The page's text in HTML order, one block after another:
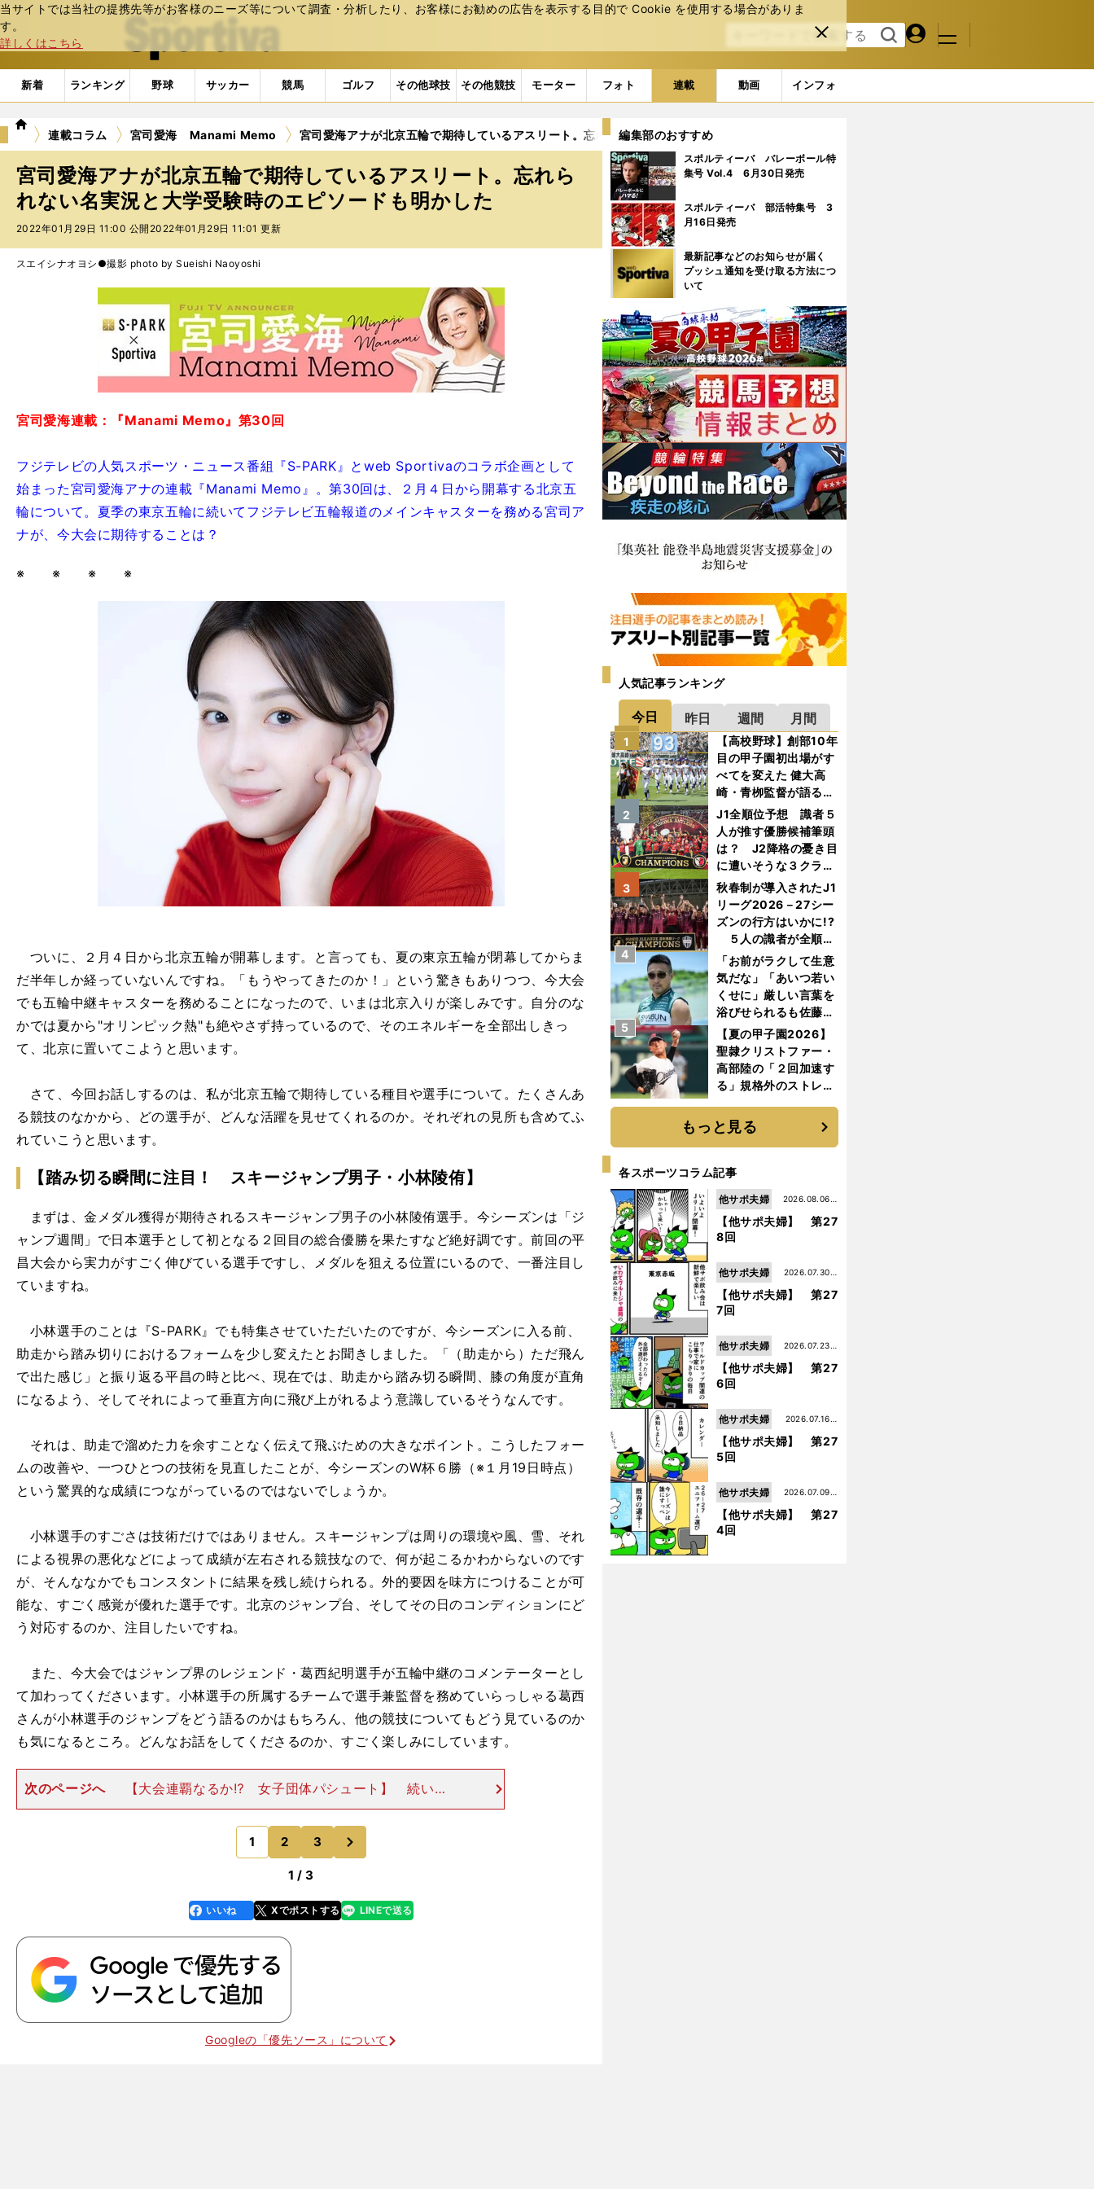
当サイトでは当社の提携先等がお客様のニーズ等について調査・分析したり、お客様にお勧めの広告を表⽰する⽬的で Cookie を使⽤する場合がありま
す。
詳しくはこちら
閉じ
る
web Sportiva (webスポルティーバ)
検索
る
マイペ
ジ
メニュ
新着 ランキング 野球 サッカー 競馬 ゴルフ その他球技 その他競技 モーター フォト 連載 動画 インフォ
we
ス
ポ
ル
テ
ィ
ー
バ
連載コラム 宮司愛海 Manami Memo 宮司愛海アナが北京五輪で期待しているアスリート。忘れられない名実況と大学受験時のエピソードも明かした
宮司愛海アナが北京五輪で期待しているアスリート。忘れら
れない名実況と大学受験時のエピソードも明かした
2022年01月29日 11:00 公開 2022年01月29日 11:01 更新
スエイシナオヨシ●撮影 photo by Sueishi Naoyoshi
宮司愛海連載：『Manami Memo』第30回
フジテレビの人気スポーツ・ニュース番組『S-PARK』とweb Sportivaのコラボ企画として
始まった宮司愛海アナの連載『Manami Memo』。第30回は、２月４日から開幕する北京五
輪について。夏季の東京五輪に続いてフジテレビ五輪報道のメインキャスターを務める宮司ア
ナが、今大会に期待することは？
※ ※ ※ ※
ついに、２月４日から北京五輪が開幕します。と言っても、夏の東京五輪が閉幕してからま
だ半年しか経っていないんですね。「もうやってきたのか！」という驚きもありつつ、今大会
でも五輪中継キャスターを務めることになったので、いまは北京入りが楽しみです。自分のな
かでは夏から"オリンピック熱"も絶やさず持っているので、そのエネルギーを全部出しきっ
て、北京に置いてこようと思います。
さて、今回お話しするのは、私が北京五輪で期待している種目や選手について。たくさんあ
る競技のなかから、どの選手が、どんな活躍を見せてくれるのか。それぞれの見所も含めてふ
れていこうと思います。
【踏み切る瞬間に注目！ スキージャンプ男子・小林陵侑】
まずは、金メダル獲得が期待されるスキージャンプ男子の小林陵侑選手。今シーズンは「ジ
ャンプ週間」で日本選手として初となる２回目の総合優勝を果たすなど絶好調です。前回の平
昌大会から実力がすごく伸びている選手ですし、メダルを狙える位置にいるので、一番注目し
ていますね。
小林選手のことは『S-PARK』でも特集させていただいたのですが、今シーズンに入る前、
助走から踏み切りにおけるフォームを少し変えたとお聞きしました。「（助走から）ただ飛ん
で出た感じ」と振り返る平昌の時と比べ、現在では、助走から踏み切る瞬間、膝の角度が直角
になるよう、そしてそれによって垂直方向に飛び上がれるよう意識しているそうなんです。
それは、助走で溜めた力を余すことなく伝えて飛ぶための大きなポイント。こうしたフォー
ムの改善や、一つひとつの技術を見直したことが、今シーズンのW杯６勝（※１月19日時点）
という驚異的な成績につながっているのではないでしょうか。
小林選手のすごさは技術だけではありません。スキージャンプは周りの環境や風、雪、それ
による視界の悪化などによって成績が左右される競技なので、何が起こるかわからないのです
が、そんななかでもコンスタントに結果を残し続けられる。外的要因を味方につけることが可
能な、すごく感覚が優れた選手です。北京のジャンプ台、そしてその日のコンディションにど
う対応するのか、注目したいですね。
また、今大会ではジャンプ界のレジェンド・葛西紀明選手が五輪中継のコメンテーターとし
て加わってくださいます。小林選手の所属するチームで選手兼監督を務めていらっしゃる葛西
さんが小林選手のジャンプをどう語るのかはもちろん、他の競技についてもどう見ているのか
も気になるところ。どんなお話をしてくださるのか、すごく楽しみにしています。
次のページへ
【大会連覇なるか⁉ 女子団体パシュート】 続いて
は、スピードスケートの女子団体パシュート。平昌大会では日本初の金
メダルを獲得し、今回は連覇がかかる種目です。髙木菜那選手、妹の美
帆選手、佐藤綾乃選手、
1 2 3
1 / 3
faceboo
k
いいね Xでポストする
line LINEで送る
Googleの「優先ソース」について
編集部のおすすめ
スポルティーバ バレーボール特
集号 Vol.4 6月30日発売
スポルティーバ 部活特集号 3
月16日発売
最新記事などのお知らせが届く
プッシュ通知を受け取る方法につ
いて
人気記事ランキング
今日 昨日 週間 月間
【高校野球】創部10年
目の甲子園初出場がす
べてを変えた 健大高
崎・青栁監督が語る
「機動破壊」はこうし
て生まれた
1
J1全順位予想 識者５
人が推す優勝候補筆頭
は？ J2降格の憂き目
に遭いそうな３クラブ
とは？
2
秋春制が導入されたJ1
リーグ2026－27シー
ズンの行方はいかに!?
５人の識者が全順位
を大胆予想
3
「お前がラクして生意
気だな」「あいつ若い
くせに」厳しい言葉を
浴びせられるも佐藤慎
太郎が貫いた誇りとフ
ァンへの思い
4
【夏の甲子園2026】
聖隷クリストファー・
高部陸の「２回加速す
る」規格外のストレー
く大学進学を選ぶ理由
5
もっと見る
各スポーツコラム記事
【他サポ夫婦】 第27
8回
2026.08.06更
新
他サポ夫婦
【他サポ夫婦】 第27
7回
2026.07.30更
新
他サポ夫婦
【他サポ夫婦】 第27
6回
2026.07.23更
新
他サポ夫婦
【他サポ夫婦】 第27
5回
2026.07.16更
新
他サポ夫婦
【他サポ夫婦】 第27
4回
2026.07.09更
新
他サポ夫婦